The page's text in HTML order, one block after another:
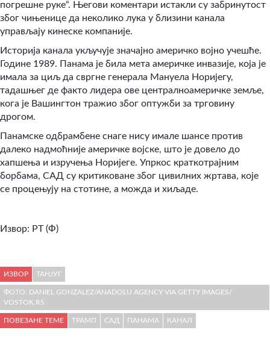
погрешне руке“. Његови коментари истакли су забринутост
због чињенице да неколико лука у близини канала
управљају кинеске компаније.
Историја канала укључује значајно америчко војно учешће.
Године 1989. Панама је била мета америчке инвазије, која је
имала за циљ да свргне генерала Мануела Норијегу,
тадашњег де факто лидера ове централноамеричке земље,
кога је Вашингтон тражио због оптужби за трговину
дрогом.
Панамске одбрамбене снаге нису имале шансе против
далеко надмоћније америчке војске, што је довело до
хапшења и изручења Норијеге. Упркос краткотрајним
борбама, САД су критиковане због цивилних жртава, које
се процењују на стотине, а можда и хиљаде.
Извор: РТ (Ф)
ИЗВОР ТАНЈУГ
ФОТО: DANIEL GONZALEZ/ANADOLU AGENCY VIA GETTY IMAGES/
VOSTOK.RS
ПОВЕЗАНЕ ТЕМЕ ТРАМП САД ПАНАМА КАНАЛ